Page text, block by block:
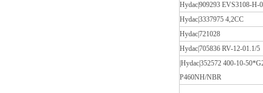
Hydac|909293 EVS3108-H-
Hydac|3337975 4,2CC
Hydac|721028
Hydac|705836 RV-12-01.1/5
|Hydac|352572 400-10-
P460NH/NBR